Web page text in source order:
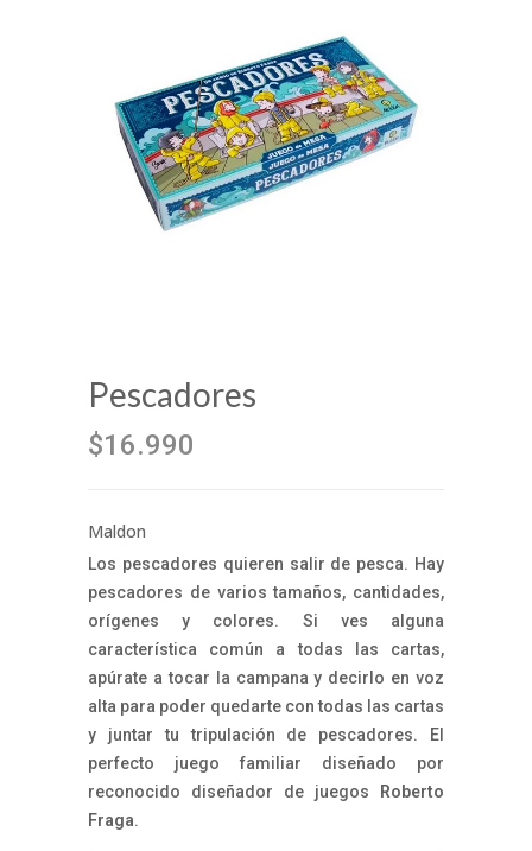
Pescadores
$16.990
Maldon
Los pescadores quieren salir de pesca. Hay
pescadores de varios tamaños, cantidades,
orígenes y colores. Si ves alguna
característica común a todas las cartas,
apúrate a tocar la campana y decirlo en voz
alta para poder quedarte con todas las cartas
y juntar tu tripulación de pescadores. El
perfecto juego familiar diseñado por
reconocido diseñador de juegos Roberto
Fraga.